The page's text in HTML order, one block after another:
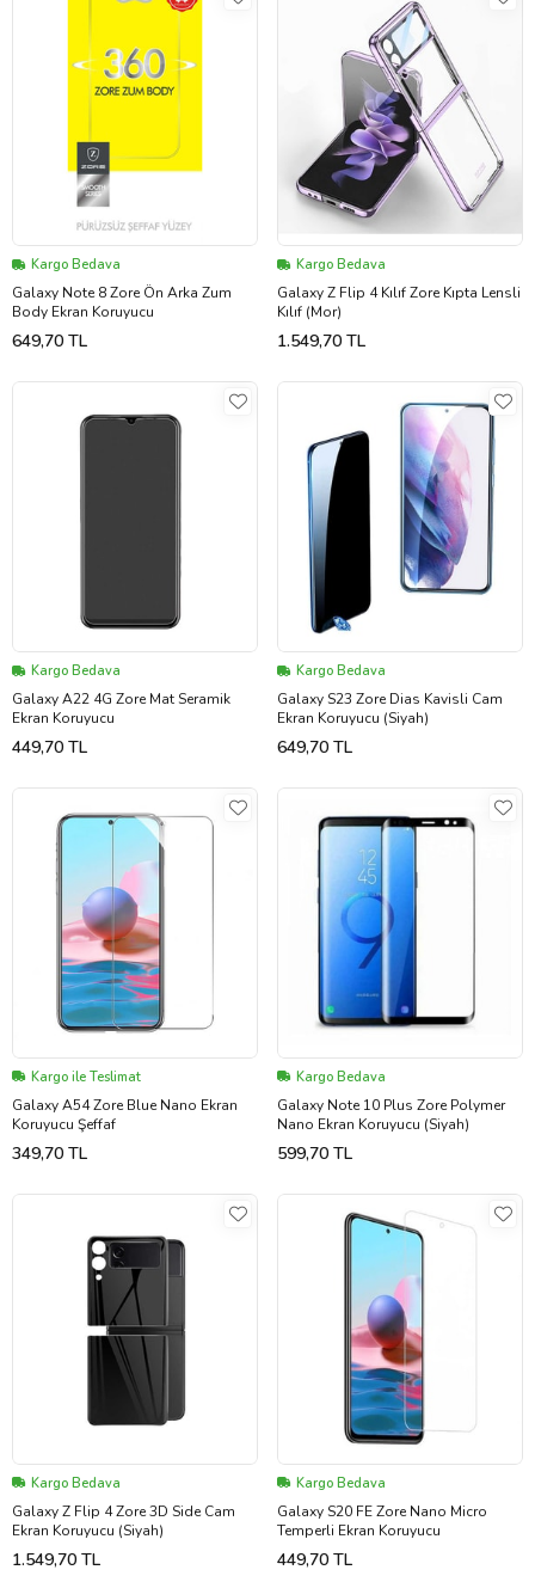
Kargo Bedava
Galaxy Note 8 Zore Ön Arka Zum
Body Ekran Koruyucu
649,70 TL
Kargo Bedava
Galaxy Z Flip 4 Kılıf Zore Kıpta Lensli
Kılıf (Mor)
1.549,70 TL
Kargo Bedava
Galaxy A22 4G Zore Mat Seramik
Ekran Koruyucu
449,70 TL
Kargo Bedava
Galaxy S23 Zore Dias Kavisli Cam
Ekran Koruyucu (Siyah)
649,70 TL
Kargo ile Teslimat
Galaxy A54 Zore Blue Nano Ekran
Koruyucu Şeffaf
349,70 TL
Kargo Bedava
Galaxy Note 10 Plus Zore Polymer
Nano Ekran Koruyucu (Siyah)
599,70 TL
Kargo Bedava
Galaxy Z Flip 4 Zore 3D Side Cam
Ekran Koruyucu (Siyah)
1.549,70 TL
Kargo Bedava
Galaxy S20 FE Zore Nano Micro
Temperli Ekran Koruyucu
449,70 TL